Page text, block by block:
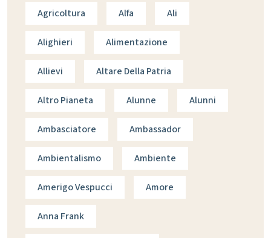
Agricoltura Alfa Ali
Alighieri Alimentazione
Allievi Altare Della Patria
Altro Pianeta Alunne Alunni
Ambasciatore Ambassador
Ambientalismo Ambiente
Amerigo Vespucci Amore
Anna Frank